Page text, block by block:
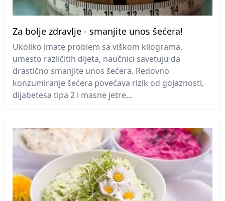
Za bolje zdravlje - smanjite unos šećera!
Ukoliko imate problem sa viškom kilograma,
umesto različitih dijeta, naučnici savetuju da
drastično smanjite unos šećera. Redovno
konzumiranje šećera povećava rizik od gojaznosti,
dijabetesa tipa 2 i masne jetre...